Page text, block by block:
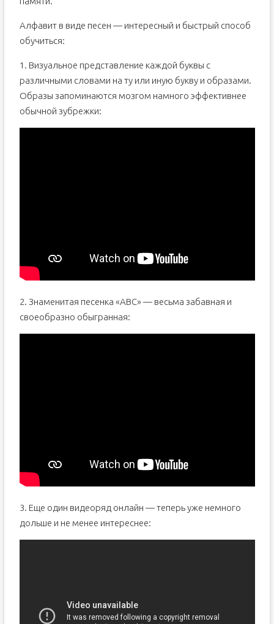
Алфавит в виде песен — интересный и быстрый способ
обучиться:
1. Визуальное представление каждой буквы с
различными словами на ту или иную букву и образами.
Образы запоминаются мозгом намного эффективнее
обычной зубрежки:
2. Знаменитая песенка «ABC» — весьма забавная и
своеобразно обыгранная:
3. Еще один видеоряд онлайн — теперь уже немного
дольше и не менее интереснее: